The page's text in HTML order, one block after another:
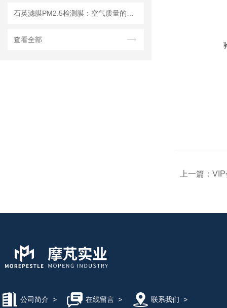
查看全部
上一篇： VIP
公司简介 > 在线留言> 联系我们 >